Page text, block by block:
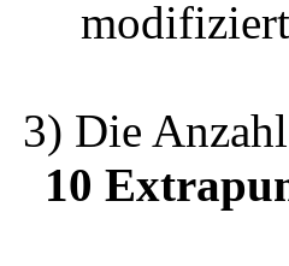
3) Die
10